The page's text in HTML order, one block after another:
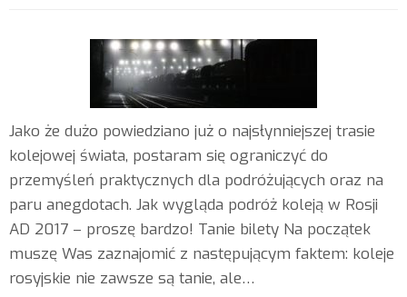
Jako że dużo powiedziano już o najsłynniejszej trasie
kolejowej świata, postaram się ograniczyć do
przemyśleń praktycznych dla podróżujących oraz na
paru anegdotach. Jak wygląda podróż koleją w Rosji
AD 2017 – proszę bardzo! Tanie bilety Na początek
muszę Was zaznajomić z następującym faktem: koleje
rosyjskie nie zawsze są tanie, ale…